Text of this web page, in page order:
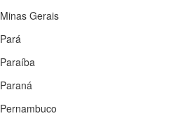
Minas Gerais
Pará
Paraíba
Paraná
Pernambuco